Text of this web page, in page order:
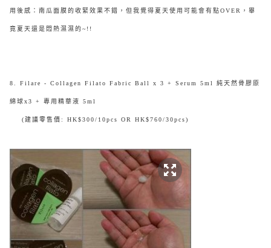
用後感：南瓜面膜的收緊效果不錯，但我覺得夏天使用可能會有點OVER，畢
竟夏天還是悶熱濕濕的~!!
8. Filare - Collagen Filato Fabric Ball x 3 + Serum 5ml 純天然骨膠原
綿球x3 + 專用精華液 5ml
(建議零售價: HK$300/10pcs OR HK$760/30pcs)